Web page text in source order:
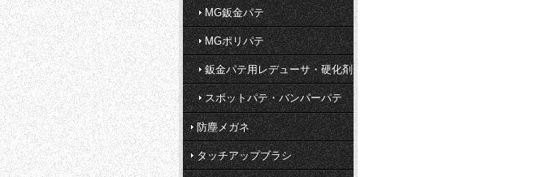
MG鈑金パテ
MGポリパテ
鈑金パテ用レデューサ・硬化剤
スポットパテ・バンパーパテ
防塵メガネ
タッチアップブラシ